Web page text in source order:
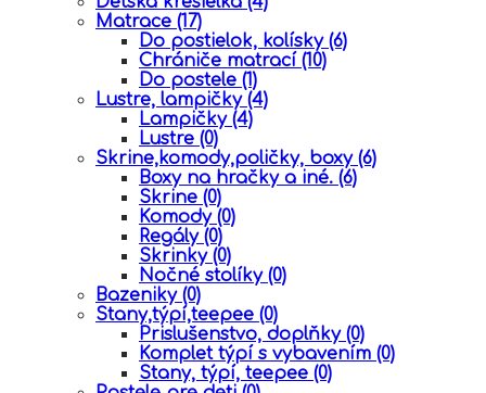
Matrace (17)
Do postielok, kolísky (6)
Chrániče matrací (10)
Do postele (1)
Lustre, lampičky (4)
Lampičky (4)
Lustre (0)
Skrine,komody,poličky, boxy (6)
Boxy na hračky a iné. (6)
Skrine (0)
Komody (0)
Regály (0)
Skrinky (0)
Nočné stolíky (0)
Bazeniky (0)
Stany,týpí,teepee (0)
Prislušenstvo, doplňky (0)
Komplet týpí s vybavením (0)
Stany, týpí, teepee (0)